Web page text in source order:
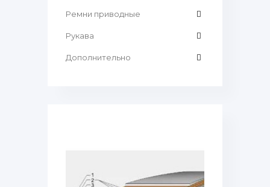
Ремни приводные
Рукава
Дополнительно